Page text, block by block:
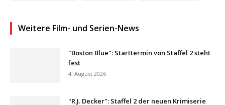
Weitere Film- und Serien-News
"Boston Blue": Starttermin von Staffel 2 steht
fest
4. August 2026
"R.J. Decker": Staffel 2 der neuen Krimiserie